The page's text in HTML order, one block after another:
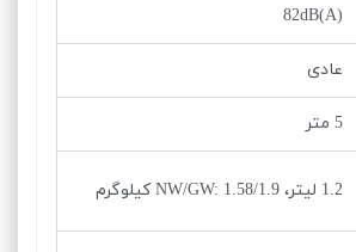
82dB(A)
عادی
5 متر
1.2 لیتر، NW/GW: 1.58/1.9 کیلوگرم